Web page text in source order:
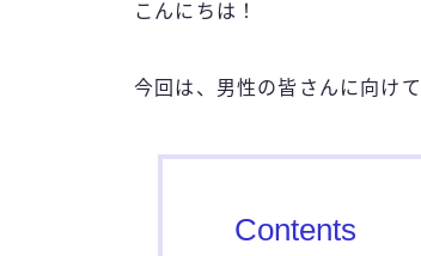
こんにちは！
今回は、男性の皆さんに向けて
Contents